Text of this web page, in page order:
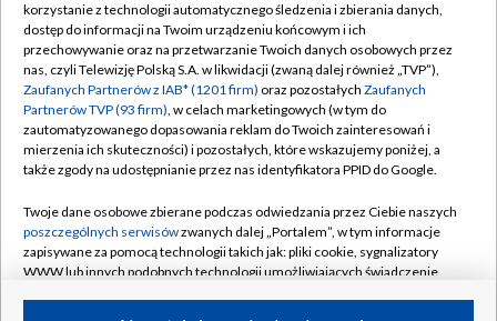
TVP
Abonament TVP
Emisja w TVP
Centrum informacji TVP
Naziemna Telewizja Cyfrowa
Rada Programowa
System NOS
Informacje o nadawcy
Regulamin TVP
Polityka prywatności
Moje zgody
Pomoc
Kontakt
Kanały
korzystanie z technologii automatycznego śledzenia i zbierania danych,
dostęp do informacji na Twoim urządzeniu końcowym i ich
przechowywanie oraz na przetwarzanie Twoich danych osobowych przez
nas, czyli Telewizję Polską S.A. w likwidacji (zwaną dalej również „TVP”),
Zaufanych Partnerów z IAB* (1201 firm) oraz pozostałych Zaufanych
Partnerów TVP (93 firm), w celach marketingowych (w tym do
zautomatyzowanego dopasowania reklam do Twoich zainteresowań i
mierzenia ich skuteczności) i pozostałych, które wskazujemy poniżej, a
także zgody na udostępnianie przez nas identyfikatora PPID do Google.
Twoje dane osobowe zbierane podczas odwiedzania przez Ciebie naszych
poszczególnych serwisówzwanych dalej „Portalem”, w tym informacje
zapisywane za pomocą technologii takich jak: pliki cookie, sygnalizatory
WWW lub innych podobnych technologii umożliwiających świadczenie